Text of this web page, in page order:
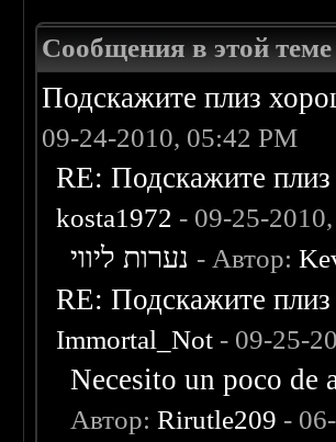
Сообщения в этой теме
Подскажите плиз
09-24-2010, 05:42 PM
RE: Подскажите
kosta1972 - 09-25-
נערות ליווי - Автор:
RE: Подскажите
Immortal_Not - 09-25-
Necesito un poco de
Автор:Rirutle209 -